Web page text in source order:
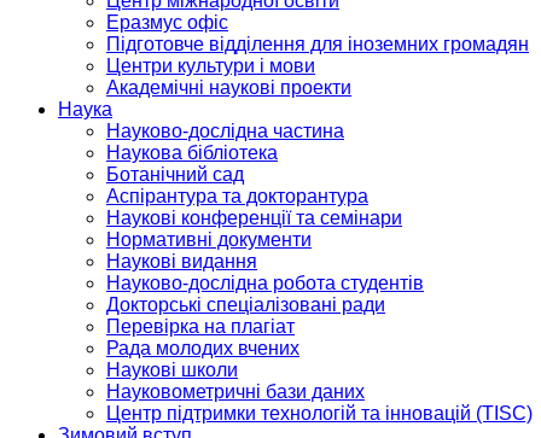
Еразмус офіс
Підготовче відділення для іноземних громадян
Центри культури і мови
Академічні наукові проекти
Наука
Науково-дослідна частина
Наукова бібліотека
Ботанічний сад
Аспірантура та докторантура
Наукові конференції та семінари
Нормативні документи
Наукові видання
Науково-дослідна робота студентів
Докторські спеціалізовані ради
Перевірка на плагіат
Рада молодих вчених
Наукові школи
Науковометричні бази даних
Центр підтримки технологій та інновацій (TISC)